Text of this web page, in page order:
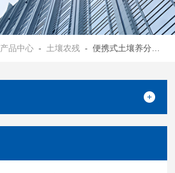
产品中心 - 土壤农残 - 便携式土壤养分速测仪